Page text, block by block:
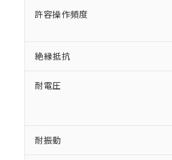
許容操作頻度
絶縁抵抗
耐電圧
耐振動